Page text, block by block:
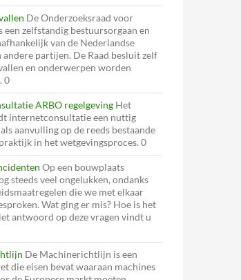
De Onderzoeksraad voor
een zelfstandig bestuursorgaan en
van de Nederlandse
andere partijen. De Raad besluit zelf
en onderwerpen worden
0
ARBO regelgeving Het
internetconsultatie een nuttig
aanvulling op de reeds bestaande
in het wetgevingsproces. 0
Op een bouwplaats
steeds veel ongelukken, ondanks
die we met elkaar
Wat ging er mis? Hoe is het
antwoord op deze vragen vindt u
De Machinerichtlijn is een
die eisen bevat waaraan machines